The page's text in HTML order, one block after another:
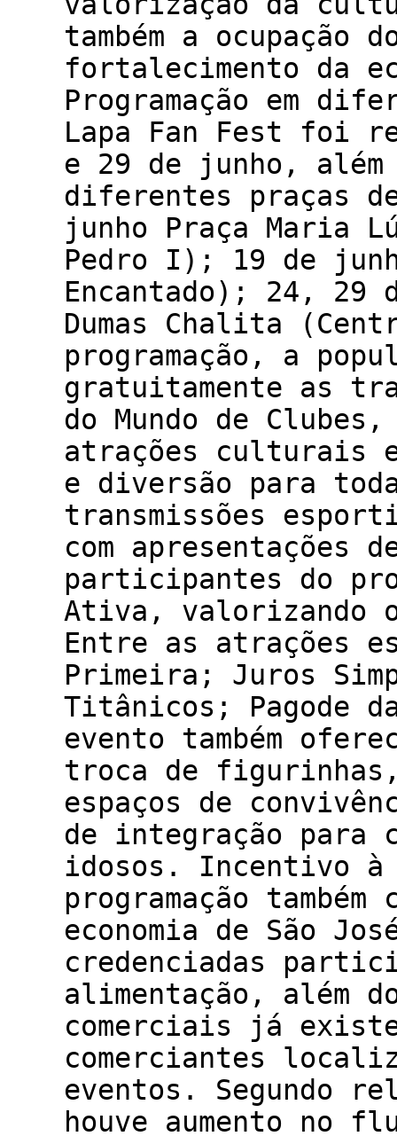
também a ocupação
fortalecimento da
Programação em
Lapa Fan Fest foi
e 29 de junho,
diferentes praças
junho Praça Maria
Pedro I); 19 de
Encantado); 24, 29
Dumas Chalita
programação, a
gratuitamente as
do Mundo de
atrações culturais
e diversão para
transmissões
com
participantes do
Ativa, valorizando
Entre as atrações
Primeira; Juros
Titânicos; Pagode
evento também
troca de
espaços de
de integração para
idosos. Incentivo à
programação
economia de São
credenciadas
alimentação, além
comerciais já
comerciantes
eventos. Segundo
houve aumento no